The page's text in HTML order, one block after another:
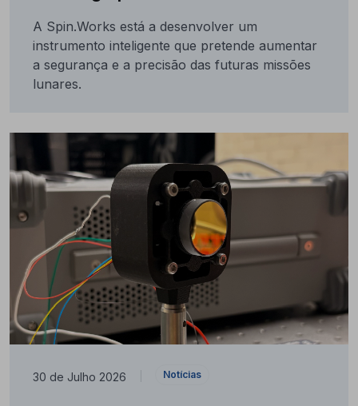
A Spin.Works está a desenvolver um
instrumento inteligente que pretende aumentar
a segurança e a precisão das futuras missões
lunares.
30 de Julho 2026 Notícias